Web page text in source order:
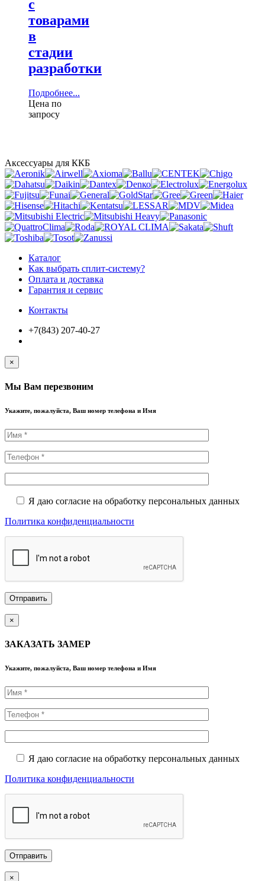
с
товарами
в
стадии
разработки
Подробнее...
Цена по
запросу
Аксессуары для ККБ
Каталог
Как выбрать сплит-систему?
Оплата и доставка
Гарантия и сервис
Контакты
+7(843) 207-40-27
×
Мы Вам перезвоним
Укажите, пожалуйста, Ваш номер телефона и Имя
Я даю согласие на обработку персональных данных
Политика конфиденциальности
×
ЗАКАЗАТЬ ЗАМЕР
Укажите, пожалуйста, Ваш номер телефона и Имя
Я даю согласие на обработку персональных данных
Политика конфиденциальности
×